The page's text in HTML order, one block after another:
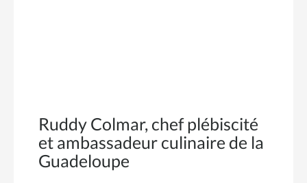
Ruddy Colmar, chef plébiscité
et ambassadeur culinaire de la
Guadeloupe